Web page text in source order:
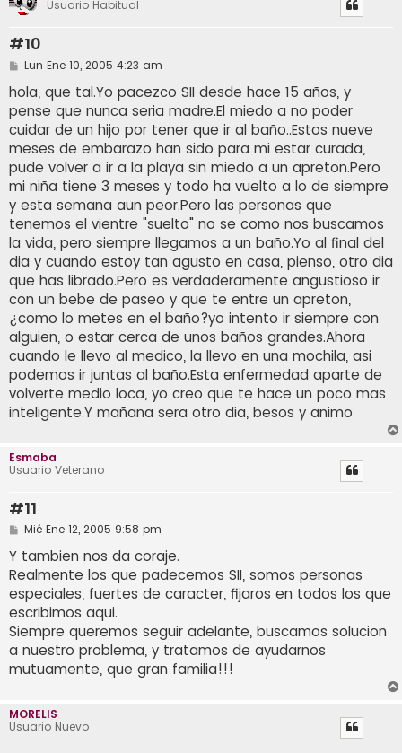
Usuario Habitual
#10
M
n
s
a
e
Lun Ene 10, 2005 4:23 am
hola, que tal.Yo pacezco SII desde hace 15 años, y
pense que nunca seria madre.El miedo a no poder
cuidar de un hijo por tener que ir al baño..Estos nueve
meses de embarazo han sido para mi estar curada,
pude volver a ir a la playa sin miedo a un apreton.Pero
mi niña tiene 3 meses y todo ha vuelto a lo de siempre
y esta semana aun peor.Pero las personas que
tenemos el vientre "suelto" no se como nos buscamos
la vida, pero siempre llegamos a un baño.Yo al final del
dia y cuando estoy tan agusto en casa, pienso, otro dia
que has librado.Pero es verdaderamente angustioso ir
con un bebe de paseo y que te entre un apreton,
¿como lo metes en el baño?yo intento ir siempre con
alguien, o estar cerca de unos baños grandes.Ahora
cuando le llevo al medico, la llevo en una mochila, asi
podemos ir juntas al baño.Esta enfermedad aparte de
volverte medio loca, yo creo que te hace un poco mas
inteligente.Y mañana sera otro dia, besos y animo
Esmaba
Usuario Veterano
#11
M
n
s
a
j
e
Mié Ene 12, 2005 9:58 pm
Y tambien nos da coraje.
Realmente los que padecemos SII, somos personas
especiales, fuertes de caracter, fijaros en todos los que
escribimos aqui.
Siempre queremos seguir adelante, buscamos solucion
a nuestro problema, y tratamos de ayudarnos
mutuamente, que gran familia!!!
MORELIS
Usuario Nuevo